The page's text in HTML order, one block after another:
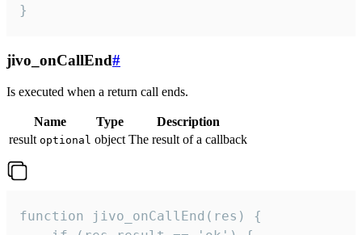
}
jivo_onCallEnd#
Is executed when a return call ends.
Name Type
Description
result optional object The result of a callback
function jivo_onCallEnd(res) {